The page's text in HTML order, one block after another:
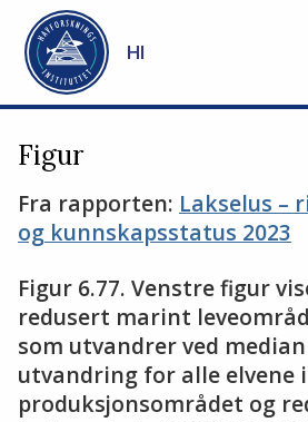
Gå til hovedinnhold
HI
Figur
Fra rapporten: Lakselus –
og kunnskapsstatus 2023
Figur 6.77. Venstre figur
redusert marint
som utvandrer ved
utvandring for alle elvene i
produksjonsområdet og